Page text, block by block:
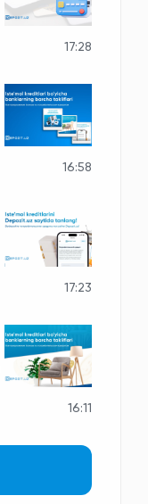
17:28
16:58
17:23
16:11